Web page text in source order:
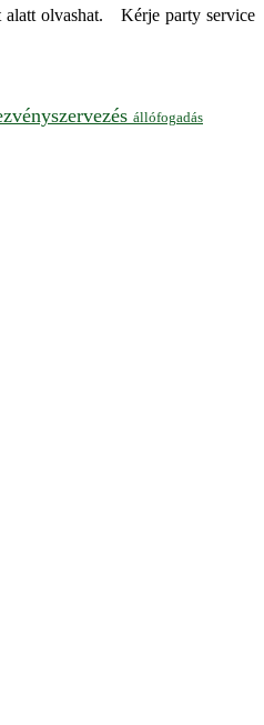
alatt olvashat. Kérje party service
állófogadás